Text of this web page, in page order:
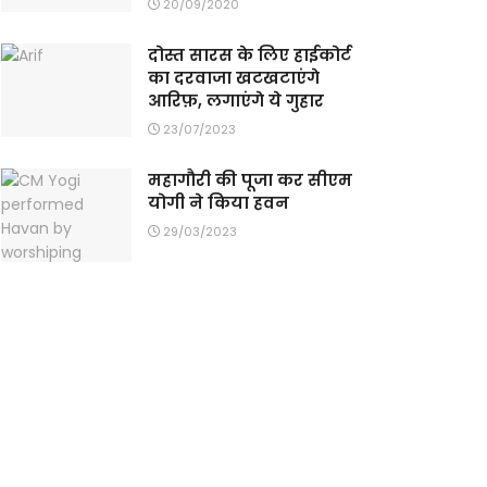
20/09/2020
दोस्त सारस के लिए हाईकोर्ट
का दरवाजा खटखटाएंगे
आरिफ़, लगाएंगे ये गुहार
23/07/2023
महागौरी की पूजा कर सीएम
योगी ने किया हवन
29/03/2023